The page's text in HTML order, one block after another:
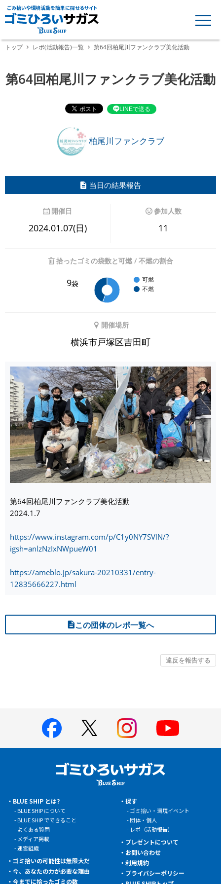
ごみ拾いや環境活動を簡単に探せるサイト
トップ レポ(活動報告)一覧 第64回柏尾川ファンクラブ美化活動
第64回柏尾川ファンクラブ美化活動
LINEで送る
柏尾川ファンクラブ
当日の結果報告
開催日
2024.01.07(日)
参加人数
11
拾ったゴミの袋数と可燃 / 不燃の割合
9袋
可燃
不燃
開催場所
横浜市戸塚区吉田町
第64回柏尾川ファンクラブ美化活動
2024.1.7
https://www.instagram.com/p/C1y0NY7SVlN/?
igsh=anlzNzIxNWpueW01
https://ameblo.jp/sakura-20210331/entry-
12835666227.html
この団体のレポ一覧へ
BLUE SHIP とは?
BLUE SHIP について
BLUE SHIP でできること
よくある質問
メディア掲載
運営組織
ゴミ拾いの可能性は無限大だ
今、あなたの力が必要な理由
今までに拾ったゴミの数
探す
ゴミ拾い・環境イベント
団体・個人
レポ（活動報告）
プレゼントについて
お問い合わせ
利用規約
プライバシーポリシー